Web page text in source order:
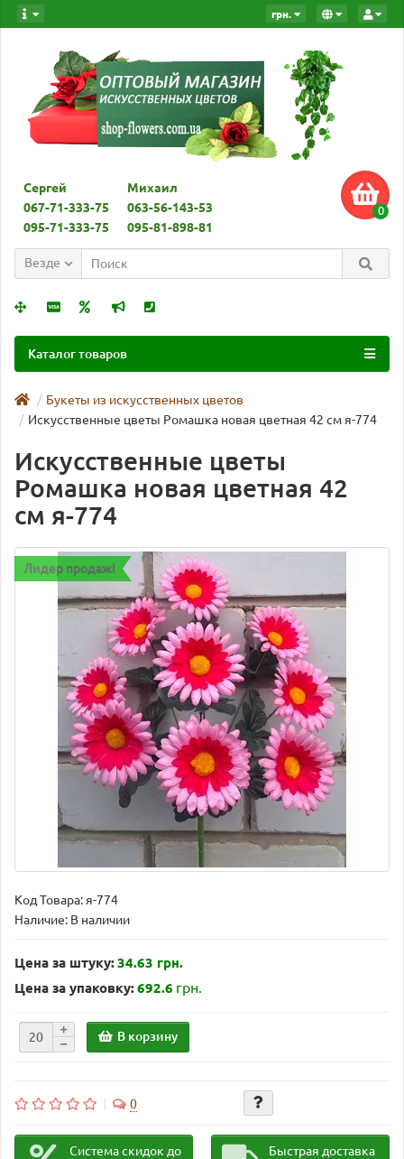
грн.
Сергей
067-71-333-75
095-71-333-75
Михаил
063-56-143-53
095-81-898-81
0
Везде
Каталог товаров
Букеты из искусственных цветов
Искусственные цветы Ромашка новая цветная 42 см я-774
Искусственные цветы
Ромашка новая цветная 42
см я-774
Лидер продаж!
Код Товара: я-774
Наличие: В наличии
Цена за штуку:34.63 грн.
Цена за упаковку:692.6 грн.
В корзину
0
Система скидок до
Быстрая доставка